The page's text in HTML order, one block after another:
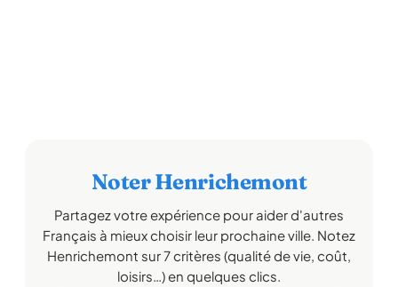
Noter Henrichemont
Partagez votre expérience pour aider d'autres
Français à mieux choisir leur prochaine ville. Notez
Henrichemont sur 7 critères (qualité de vie, coût,
loisirs…) en quelques clics.